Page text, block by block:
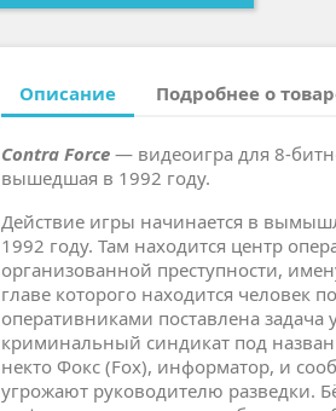
Описание Подробнее о
Contra Force — видеоигра для 8-
вышедшая в 1992 году.
Действие игры начинается в
1992 году. Там находится центр
организованной преступности,
главе которого находится человек
оперативниками поставлена задача
криминальный синдикат под
некто Фокс (Fox), информатор, и
угрожают руководителю разведки.